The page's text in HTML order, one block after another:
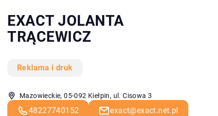
EXACT JOLANTA
TRĄCEWICZ
Reklama i druk
Mazowieckie, 05-092 Kiełpin, ul. Cisowa 3
48227740152 exact@exact.net.pl